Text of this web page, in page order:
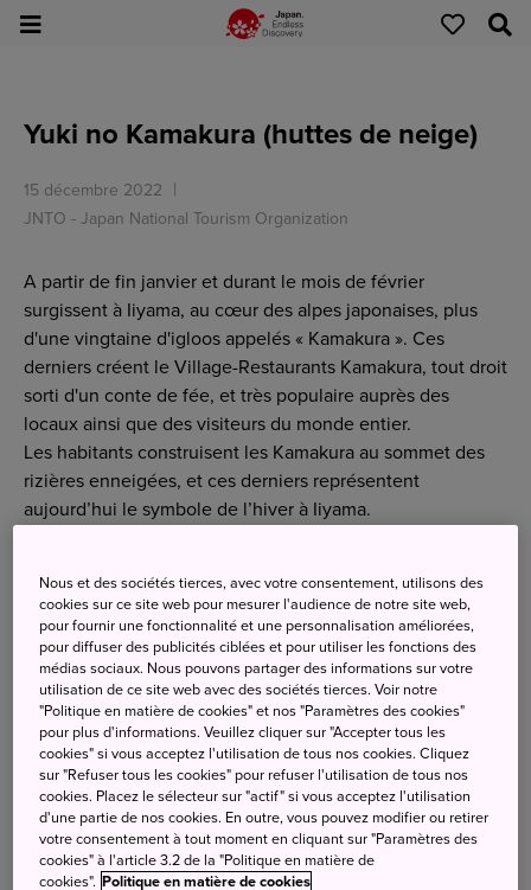
Yuki no Kamakura (huttes de neige)
15 décembre 2022
JNTO - Japan National Tourism Organization
A partir de fin janvier et durant le mois de février
surgissent à Iiyama, au cœur des alpes japonaises, plus
d'une vingtaine d'igloos appelés « Kamakura ». Ces
derniers créent le Village-Restaurants Kamakura, tout droit
sorti d'un conte de fée, et très populaire auprès des
locaux ainsi que des visiteurs du monde entier.
Les habitants construisent les Kamakura au sommet des
rizières enneigées, et ces derniers représentent
aujourd’hui le symbole de l’hiver à Iiyama.
sera pour vous une expérience inoubliable ! Vous pourrez
vous réchauffer à l’intérieur en dégustant un Noroshi
Nabe ; sorte de pot-au-feu de la région à base de miso
Shinshu, de champignons et de légumes cultivés
localement.
Les lanternes qui illuminent les Kamakura créent une
magnifique atmosphère la nuit.
Pour en savoir plus :https://www.iiyama-
ouendan.net/en/special/kamakura/
Nous et des sociétés tierces, avec votre consentement, utilisons des
cookies sur ce site web pour mesurer l'audience de notre site web,
pour fournir une fonctionnalité et une personnalisation améliorées,
pour diffuser des publicités ciblées et pour utiliser les fonctions des
médias sociaux. Nous pouvons partager des informations sur votre
utilisation de ce site web avec des sociétés tierces. Voir notre
"Politique en matière de cookies" et nos "Paramètres des cookies"
pour plus d'informations. Veuillez cliquer sur "Accepter tous les
cookies" si vous acceptez l'utilisation de tous nos cookies. Cliquez
sur "Refuser tous les cookies" pour refuser l'utilisation de tous nos
cookies. Placez le sélecteur sur "actif" si vous acceptez l'utilisation
d'une partie de nos cookies. En outre, vous pouvez modifier ou retirer
votre consentement à tout moment en cliquant sur "Paramètres des
cookies" à l'article 3.2 de la "Politique en matière de
cookies". Politique en matière de cookies